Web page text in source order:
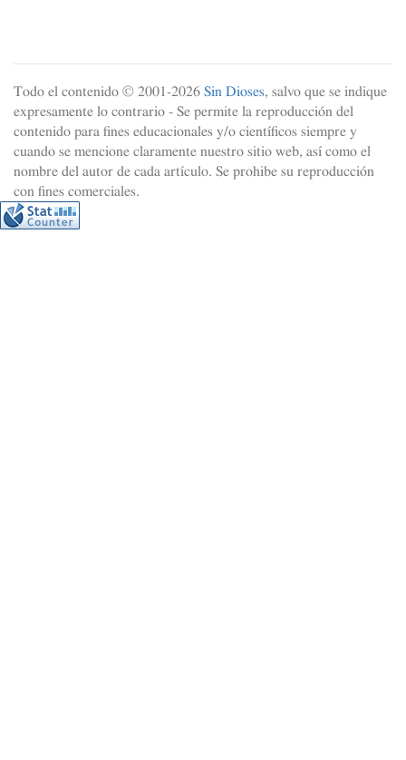
Todo el contenido © 2001-2026 Sin Dioses, salvo que se indique
expresamente lo contrario - Se permite la reproducción del
contenido para fines educacionales y/o científicos siempre y
cuando se mencione claramente nuestro sitio web, así como el
nombre del autor de cada artículo. Se prohibe su reproducción
con fines comerciales.